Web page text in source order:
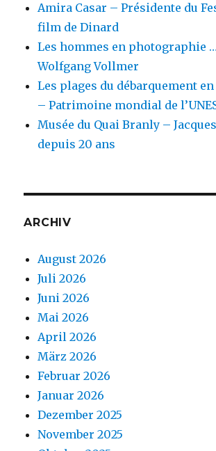
Amira Casar – Présidente du
film de Dinard
Les hommes en photographie
Wolfgang Vollmer
Les plages du débarquement
– Patrimoine mondial de
Musée du Quai Branly –
depuis 20 ans
ARCHIV
August 2026
Juli 2026
Juni 2026
Mai 2026
April 2026
März 2026
Februar 2026
Januar 2026
Dezember 2025
November 2025